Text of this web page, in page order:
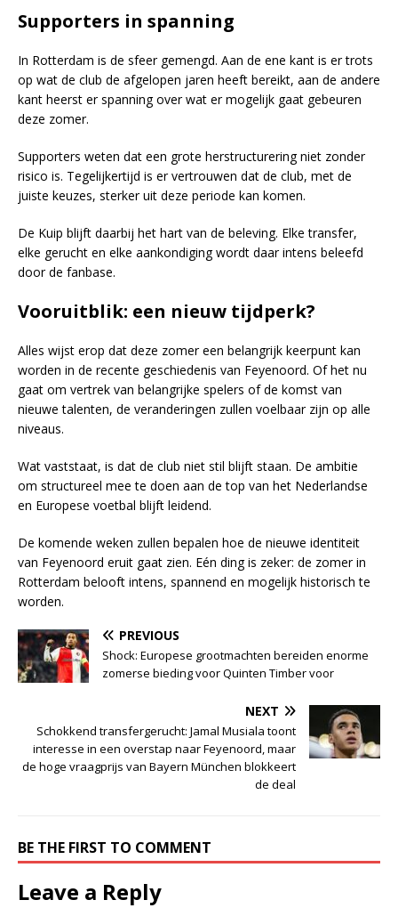
Supporters in spanning
In Rotterdam is de sfeer gemengd. Aan de ene kant is er trots
op wat de club de afgelopen jaren heeft bereikt, aan de andere
kant heerst er spanning over wat er mogelijk gaat gebeuren
deze zomer.
Supporters weten dat een grote herstructurering niet zonder
risico is. Tegelijkertijd is er vertrouwen dat de club, met de
juiste keuzes, sterker uit deze periode kan komen.
De Kuip blijft daarbij het hart van de beleving. Elke transfer,
elke gerucht en elke aankondiging wordt daar intens beleefd
door de fanbase.
Vooruitblik: een nieuw tijdperk?
Alles wijst erop dat deze zomer een belangrijk keerpunt kan
worden in de recente geschiedenis van Feyenoord. Of het nu
gaat om vertrek van belangrijke spelers of de komst van
nieuwe talenten, de veranderingen zullen voelbaar zijn op alle
niveaus.
Wat vaststaat, is dat de club niet stil blijft staan. De ambitie
om structureel mee te doen aan de top van het Nederlandse
en Europese voetbal blijft leidend.
De komende weken zullen bepalen hoe de nieuwe identiteit
van Feyenoord eruit gaat zien. Eén ding is zeker: de zomer in
Rotterdam belooft intens, spannend en mogelijk historisch te
worden.
PREVIOUS
Shock: Europese grootmachten bereiden enorme
zomerse bieding voor Quinten Timber voor
NEXT
Schokkend transfergerucht: Jamal Musiala toont
interesse in een overstap naar Feyenoord, maar
de hoge vraagprijs van Bayern München blokkeert
de deal
BE THE FIRST TO COMMENT
Leave a Reply